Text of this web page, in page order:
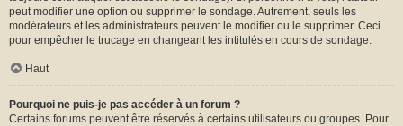
peut modifier une option ou supprimer le sondage. Autrement, seuls les
modérateurs et les administrateurs peuvent le modifier ou le supprimer. Ceci
pour empêcher le trucage en changeant les intitulés en cours de sondage.
Haut
Pourquoi ne puis-je pas accéder à un forum ?
Certains forums peuvent être réservés à certains utilisateurs ou groupes. Pour